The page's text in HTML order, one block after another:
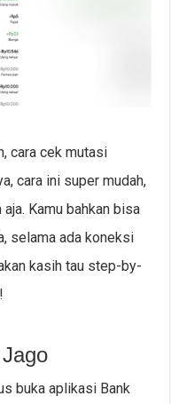
cara cek mutasi
cara ini super mudah,
Kamu bahkan bisa
selama ada koneksi
kasih tau step-by-
buka aplikasi Bank